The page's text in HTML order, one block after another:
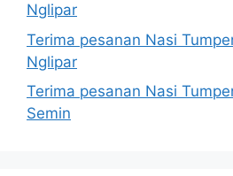
Nglipar
Terima pesanan Nasi
Nglipar
Terima pesanan Nasi
Semin